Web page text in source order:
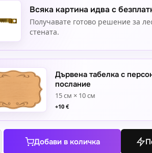
Всяка картина идва с
Получавате готово решение за
стената.
Дървена табелка с
послание
15 см × 10 см
+10 €
Добави в количка